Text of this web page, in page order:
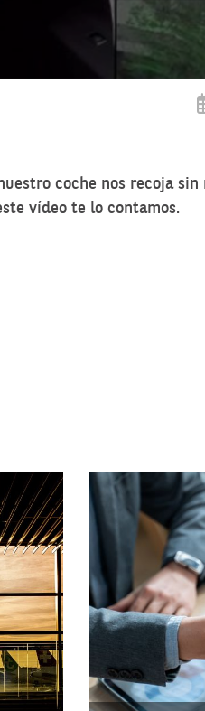
coche nos recoja
vídeo te lo contamos.